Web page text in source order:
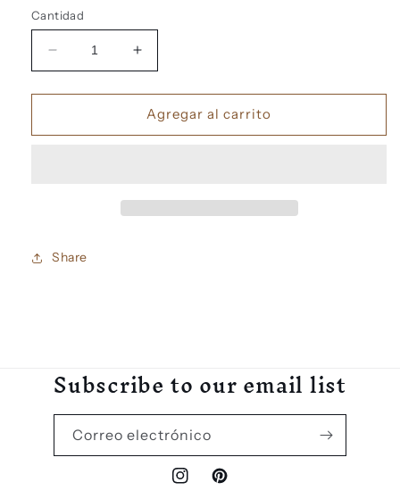
Cantidad
Reducir
cantidad
para
del
Aumentar
cantidad
para
Hijos
del
Agregar al carrito
Share
Subscribe to our email list
Correo electrónico
InstagramPinterest